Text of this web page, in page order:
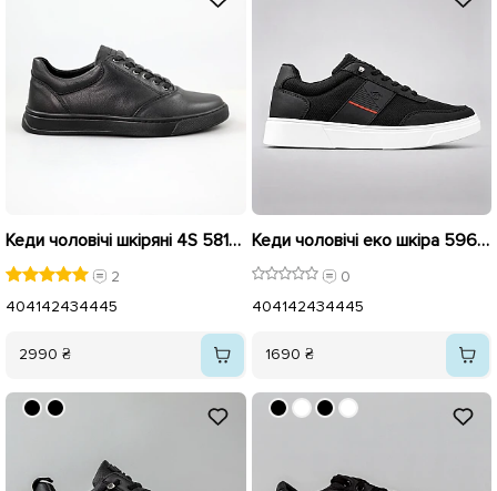
Кеди чоловічі шкіряні 4S 581934 Чорні
2
404142434445
2990 ₴
Кеди чоловічі еко шкіра 596178 Чорні
0
404142434445
1690 ₴